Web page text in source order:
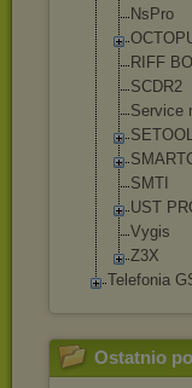
NsPro
RIFF
SCDR2
Service
SMTI
UST
Vygis
Z3X
Telefonia
Ostatnio